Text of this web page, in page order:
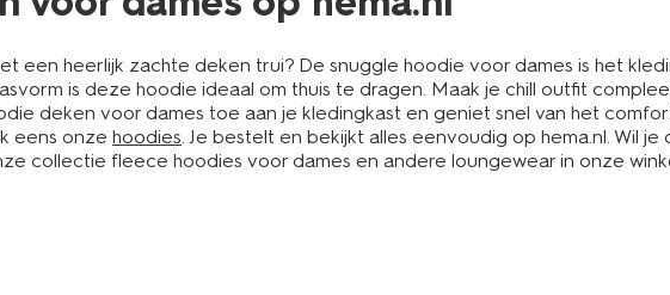
een heerlijk zachte deken trui? De snuggle hoodie voor dames is het
is deze hoodie ideaal om thuis te dragen. Maak je chill outfit
deken voor dames toe aan je kledingkast en geniet snel van het
eens onze hoodies. Je bestelt en bekijkt alles eenvoudig op hema.nl. Wil
collectie fleece hoodies voor dames en andere loungewear in onze